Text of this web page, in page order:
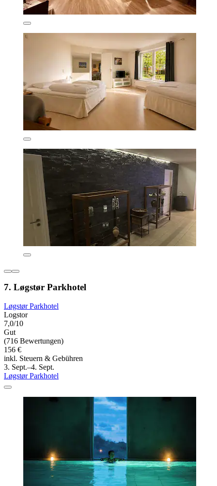
7. Løgstør Parkhotel
Løgstør Parkhotel
Logstor
7,0/10
Gut
(716 Bewertungen)
156 €
inkl. Steuern & Gebühren
3. Sept.–4. Sept.
Løgstør Parkhotel